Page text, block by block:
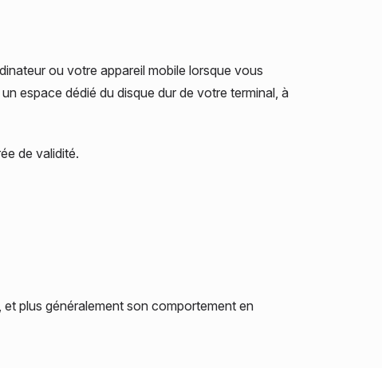
ou votre appareil mobile lorsque vous
espace dédié du disque dur de votre terminal, à
de validité.
plus généralement son comportement en